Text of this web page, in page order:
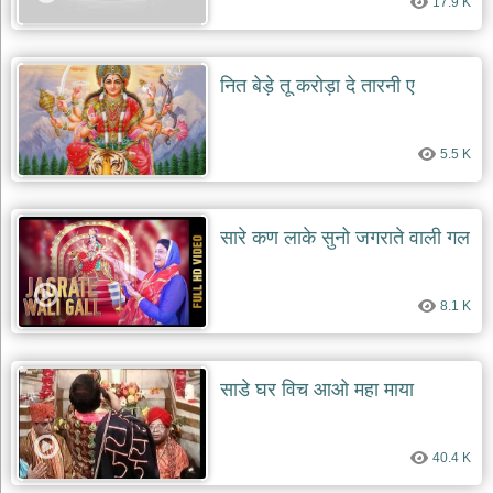
नित बेड़े तू करोड़ा दे तारनी ए
5.5 K
सारे कण लाके सुनो जगराते वाली गल
8.1 K
साडे घर विच आओ महा माया
40.4 K